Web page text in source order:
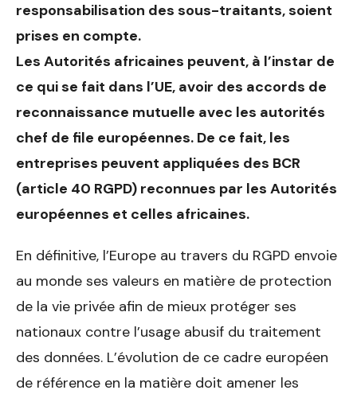
responsabilisation des sous-traitants, soient
prises en compte.
Les Autorités africaines peuvent, à l’instar de
ce qui se fait dans l’UE, avoir des accords de
reconnaissance mutuelle avec les autorités
chef de file européennes. De ce fait, les
entreprises peuvent appliquées des BCR
(article 40 RGPD) reconnues par les Autorités
européennes et celles africaines.
En définitive, l’Europe au travers du RGPD envoie
au monde ses valeurs en matière de protection
de la vie privée afin de mieux protéger ses
nationaux contre l’usage abusif du traitement
des données. L’évolution de ce cadre européen
de référence en la matière doit amener les